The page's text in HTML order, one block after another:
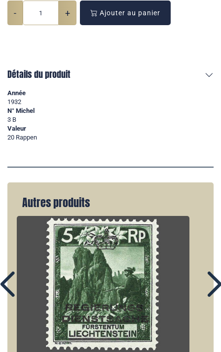
- + Ajouter au panier
Détails du produit
Année
1932
N° Michel
3 B
Valeur
20 Rappen
Autres produits